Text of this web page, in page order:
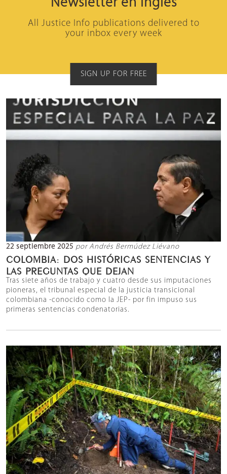
Newsletter en inglés
All Justice Info publications delivered to
your inbox every week
SIGN UP FOR FREE
22 septiembre 2025 por Andrés Bermúdez Liévano
COLOMBIA: DOS HISTÓRICAS SENTENCIAS Y
LAS PREGUNTAS QUE DEJAN
Tras siete años de trabajo y cuatro desde sus imputaciones
pioneras, el tribunal especial de la justicia transicional
colombiana -conocido como la JEP- por fin impuso sus
primeras sentencias condenatorias.